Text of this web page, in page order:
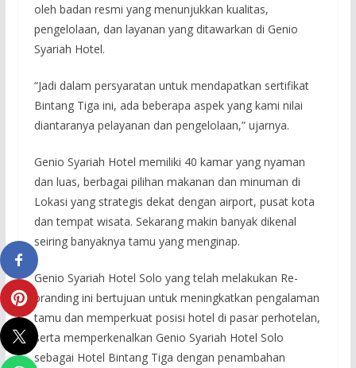
oleh badan resmi yang menunjukkan kualitas,
pengelolaan, dan layanan yang ditawarkan di Genio
Syariah Hotel.
“Jadi dalam persyaratan untuk mendapatkan sertifikat
Bintang Tiga ini, ada beberapa aspek yang kami nilai
diantaranya pelayanan dan pengelolaan,” ujarnya.
Genio Syariah Hotel memiliki 40 kamar yang nyaman
dan luas, berbagai pilihan makanan dan minuman di
Lokasi yang strategis dekat dengan airport, pusat kota
dan tempat wisata. Sekarang makin banyak dikenal
seiring banyaknya tamu yang menginap.
Genio Syariah Hotel Solo yang telah melakukan Re-
branding ini bertujuan untuk meningkatkan pengalaman
tamu dan memperkuat posisi hotel di pasar perhotelan,
serta memperkenalkan Genio Syariah Hotel Solo
sebagai Hotel Bintang Tiga dengan penambahan